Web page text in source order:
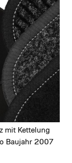
mit Kettelung
Baujahr 2007